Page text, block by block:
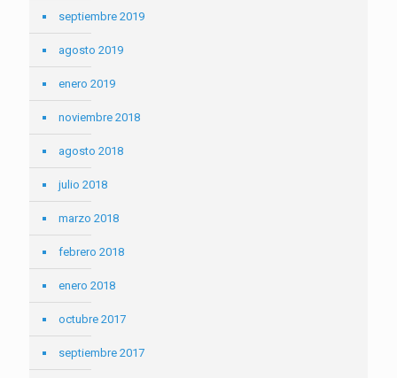
septiembre 2019
agosto 2019
enero 2019
noviembre 2018
agosto 2018
julio 2018
marzo 2018
febrero 2018
enero 2018
octubre 2017
septiembre 2017